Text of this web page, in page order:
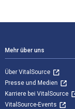
Mehr über uns
Über VitalSource
Presse und Medien
Karriere bei VitalSource
VitalSource-Events